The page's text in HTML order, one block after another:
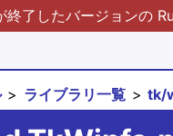
了したバージョンの
ライブラリ一覧 tk/